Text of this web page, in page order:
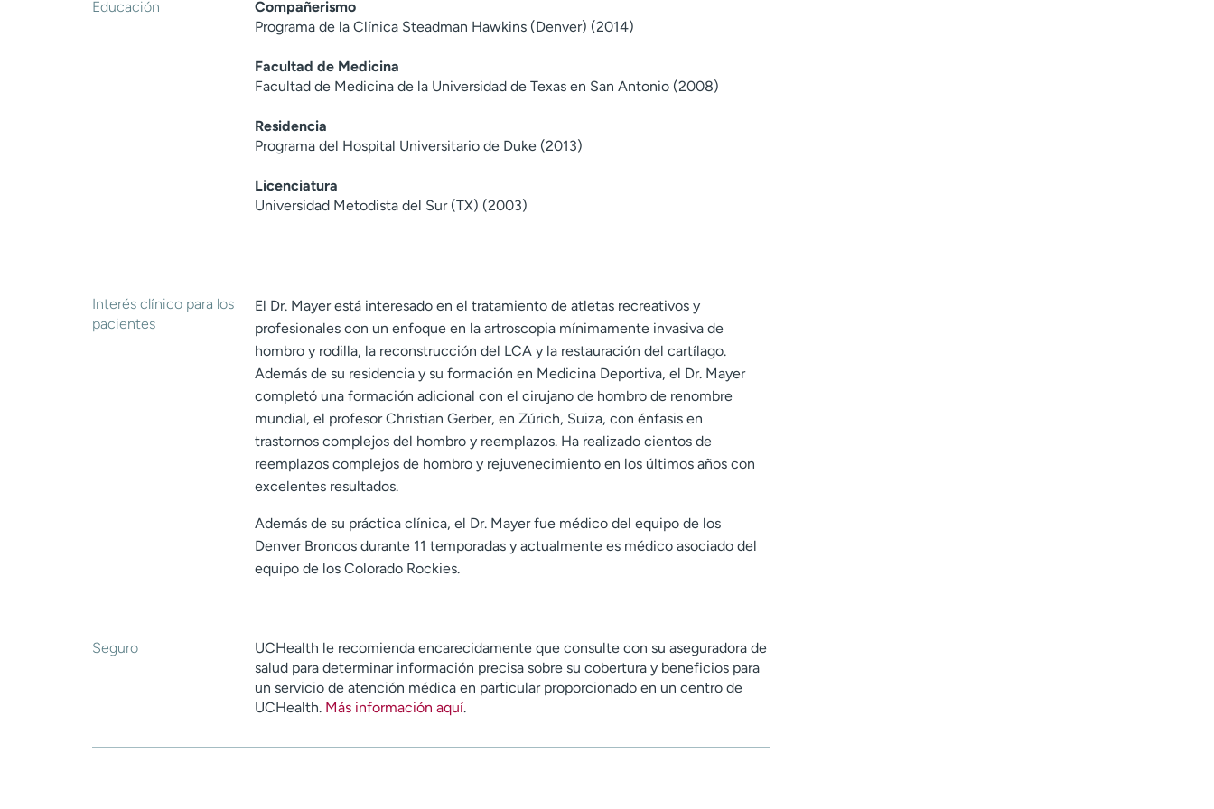
Educación
Compañerismo
Programa de la Clínica Steadman Hawkins (Denver) (2014)
Facultad de Medicina
Facultad de Medicina de la Universidad de Texas en San Antonio (2008)
Residencia
Programa del Hospital Universitario de Duke (2013)
Licenciatura
Universidad Metodista del Sur (TX) (2003)
Interés clínico para los
pacientes
El Dr. Mayer está interesado en el tratamiento de atletas recreativos y
profesionales con un enfoque en la artroscopia mínimamente invasiva de
hombro y rodilla, la reconstrucción del LCA y la restauración del cartílago.
Además de su residencia y su formación en Medicina Deportiva, el Dr. Mayer
completó una formación adicional con el cirujano de hombro de renombre
mundial, el profesor Christian Gerber, en Zúrich, Suiza, con énfasis en
trastornos complejos del hombro y reemplazos. Ha realizado cientos de
reemplazos complejos de hombro y rejuvenecimiento en los últimos años con
excelentes resultados.
Además de su práctica clínica, el Dr. Mayer fue médico del equipo de los
Denver Broncos durante 11 temporadas y actualmente es médico asociado del
equipo de los Colorado Rockies.
Seguro
UCHealth le recomienda encarecidamente que consulte con su aseguradora de
salud para determinar información precisa sobre su cobertura y beneficios para
un servicio de atención médica en particular proporcionado en un centro de
UCHealth. Más información aquí.